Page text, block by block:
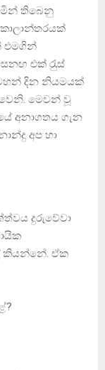
තිබෙනු
කාලාන්තරයක්
එමගින්
එක් රැුස්
දින නියමයක්
මෙවන් වූ
අනාගතය ගැන
අප හා
දුරුවේවා
කියන්නේ. ඒක